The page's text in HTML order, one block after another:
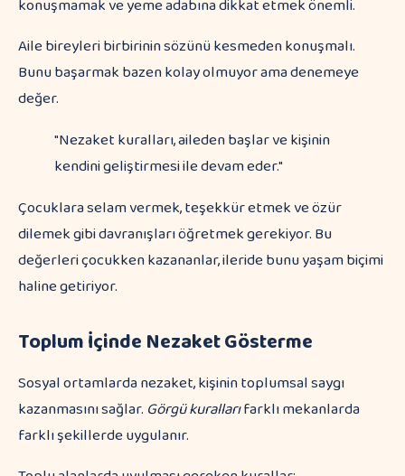
konuşmamak ve yeme adabına dikkat etmek önemli.
Aile bireyleri birbirinin sözünü kesmeden konuşmalı.
Bunu başarmak bazen kolay olmuyor ama denemeye
değer.
"Nezaket kuralları, aileden başlar ve kişinin
kendini geliştirmesi ile devam eder."
Çocuklara selam vermek, teşekkür etmek ve özür
dilemek gibi davranışları öğretmek gerekiyor. Bu
değerleri çocukken kazananlar, ileride bunu yaşam biçimi
haline getiriyor.
Toplum İçinde Nezaket Gösterme
Sosyal ortamlarda nezaket, kişinin toplumsal saygı
kazanmasını sağlar. Görgü kurallarıfarklı mekanlarda
farklı şekillerde uygulanır.